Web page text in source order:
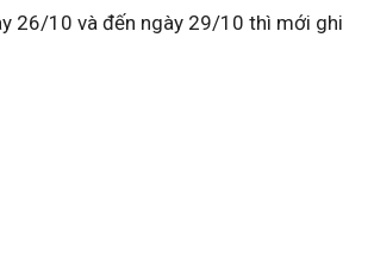
26/10 và đến ngày 29/10 thì mới ghi